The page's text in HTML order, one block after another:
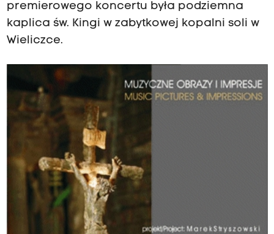
premierowego koncertu była podziemna
kaplica św. Kingi w zabytkowej kopalni soli w
Wieliczce.